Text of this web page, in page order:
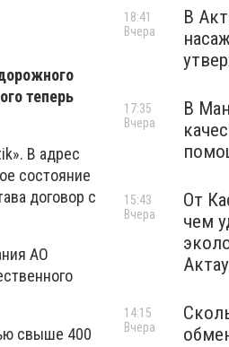
теперь
В адрес
состояние
договор с
АО
свыше 400
В
18:41
Вчера
В
17:35
Вчера
От
чем
Актау
15:43
Вчера
14:15
Вчера